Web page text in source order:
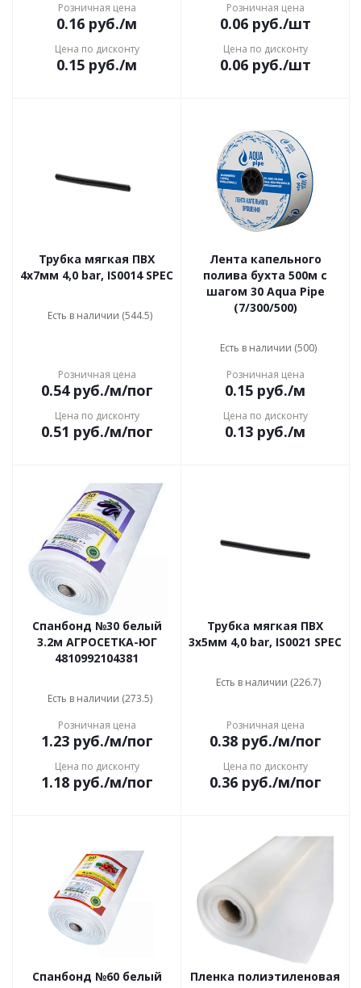
Розничная цена
0.16 руб./м
Цена по дисконту
0.15 руб./м
Розничная цена
0.06руб./шт
Цена по дисконту
0.06руб./шт
Трубка мягкая ПВХ
4х7мм 4,0 bar, IS0014 SPEC
Есть в наличии (544.5)
Розничная цена
0.54руб./м/пог
Цена по дисконту
0.51 руб./м/пог
Лента капельного
полива бухта 500м с
шагом 30 Aqua Pipe
(7/300/500)
Есть в наличии (500)
Розничная цена
0.15 руб./м
Цена по дисконту
0.13 руб./м
Спанбонд №30 белый
3.2м АГРОСЕТКА-ЮГ
4810992104381
Есть в наличии (273.5)
Розничная цена
1.23руб./м/пог
Цена по дисконту
1.18руб./м/пог
Трубка мягкая ПВХ
3х5мм 4,0 bar, IS0021 SPEC
Есть в наличии (226.7)
Розничная цена
0.38руб./м/пог
Цена по дисконту
0.36руб./м/пог
Спанбонд №60 белый
Пленка полиэтиленовая